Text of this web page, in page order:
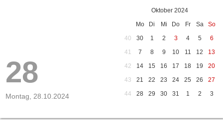
28
Montag, 28.10.2024
Oktober 2024
Mo
Di Mi Do Fr Sa
So
40
30 1 2 3 4 5
6
41
7 8 9 10 11 12
13
42
14 15 16 17 18 19
20
43
21 22 23 24 25 26
27
44
28 29 30 31 1 2 3